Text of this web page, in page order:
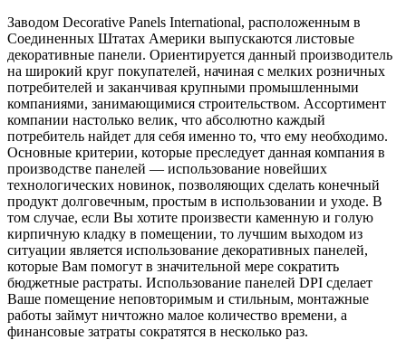
Заводом Decorative Panels International, расположенным в
Соединенных Штатах Америки выпускаются листовые
декоративные панели. Ориентируется данный производитель
на широкий круг покупателей, начиная с мелких розничных
потребителей и заканчивая крупными промышленными
компаниями, занимающимися строительством. Ассортимент
компании настолько велик, что абсолютно каждый
потребитель найдет для себя именно то, что ему необходимо.
Основные критерии, которые преследует данная компания в
производстве панелей — использование новейших
технологических новинок, позволяющих сделать конечный
продукт долговечным, простым в использовании и уходе. В
том случае, если Вы хотите произвести каменную и голую
кирпичную кладку в помещении, то лучшим выходом из
ситуации является использование декоративных панелей,
которые Вам помогут в значительной мере сократить
бюджетные растраты. Использование панелей DPI сделает
Ваше помещение неповторимым и стильным, монтажные
работы займут ничтожно малое количество времени, а
финансовые затраты сократятся в несколько раз.